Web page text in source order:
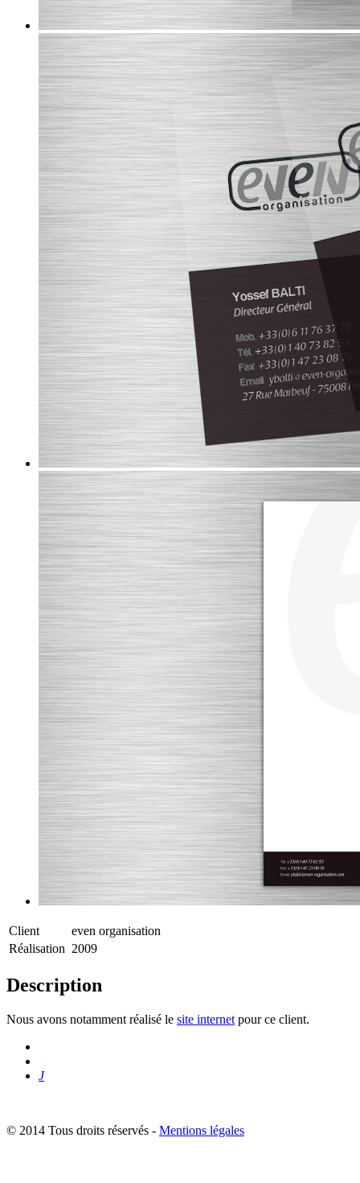
Client
even organisation
Réalisation 2009
Description
Nous avons notamment réalisé le site internet pour ce client.
J
© 2014 Tous droits réservés - Mentions légales